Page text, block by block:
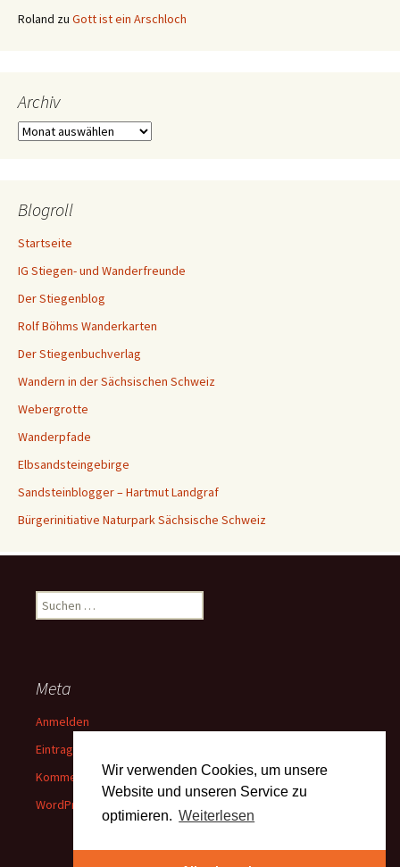
Wir verwenden Cookies, um unsere
Website und unseren Service zu
optimieren. Weiterlesen
Roland zu Gott ist ein Arschloch
Archiv
Archiv
Blogroll
Startseite
IG Stiegen- und Wanderfreunde
Der Stiegenblog
Rolf Böhms Wanderkarten
Der Stiegenbuchverlag
Wandern in der Sächsischen Schweiz
Webergrotte
Wanderpfade
Elbsandsteingebirge
Sandsteinblogger – Hartmut Landgraf
Bürgerinitiative Naturpark Sächsische Schweiz
Suchen
nach:
Meta
Anmelden
Eintrags-Feed
Kommentar-Feed
WordPress.org